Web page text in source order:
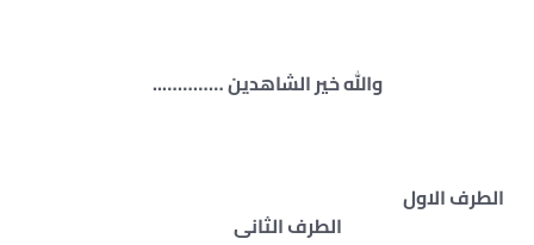
والله خير الشاهدين …………..
الطرف الاول
الطرف الثانى